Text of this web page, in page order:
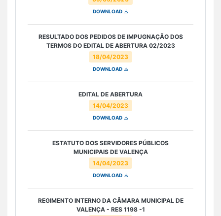
DOWNLOAD
18/04/2023
RESULTADO DOS PEDIDOS DE IMPUGNAÇÃO DOS
TERMOS DO EDITAL DE ABERTURA 02/2023
DOWNLOAD
14/04/2023
EDITAL DE ABERTURA
DOWNLOAD
14/04/2023
ESTATUTO DOS SERVIDORES PÚBLICOS
MUNICIPAIS DE VALENÇA
DOWNLOAD
REGIMENTO INTERNO DA CÂMARA MUNICIPAL DE
VALENÇA - RES 1198 -1